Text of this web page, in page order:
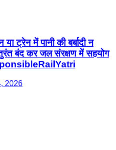
ट्रेन में पानी की बर्बादी न
बंद कर जल संरक्षण में सहयोग
2026